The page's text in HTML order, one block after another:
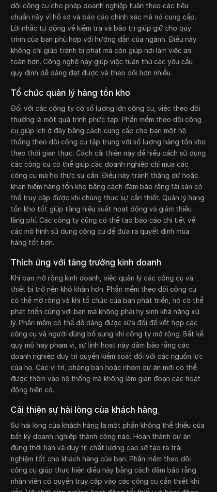
dõi công cụ cho phép doanh nghiệp tuân theo các tiêu
chuẩn này vì hồ sơ và báo cáo chính xác mà nó cung cấp.
Lời nhắc tự động về kiểm tra và bảo trì giúp giữ cho quy
trình của bạn phù hợp với hướng dẫn của ngành. Điều này
không chỉ giúp tránh bị phạt mà còn giúp nơi làm việc an
toàn hơn. Công nghệ này giúp việc tuân thủ các yêu cầu
quy định dễ dàng đạt được và theo dõi hơn nhiều.
Tổ chức quản lý hàng tồn kho
Đối với các công ty có số lượng lớn công cụ, việc theo dõi
thường là một quá trình phức tạp. Phần mềm theo dõi công
cụ giúp ích ở đây bằng cách cung cấp cho bạn một hệ
thống theo dõi công cụ tập trung với số lượng hàng tồn kho
theo thời gian thực. Cách cải thiện này để hiểu cách sử dụng
các công cụ có thể giúp các doanh nghiệp chỉ mua các
công cụ mà họ thực sự cần. Điều này tránh thặng dư hoặc
khan hiếm hàng tồn kho bằng cách đảm bảo rằng tài sản có
thể truy cập được khi chúng thực sự cần thiết. Quản lý hàng
tồn kho tốt giúp tăng hiệu suất hoạt động và giảm thiểu
lãng phí. Các công ty cũng có thể tạo báo cáo chi tiết về
các mô hình sử dụng công cụ để đưa ra quyết định mua
hàng tốt hơn.
Thích ứng với tăng trưởng kinh doanh
Khi bạn mở rộng kinh doanh, việc quản lý các công cụ và
thiết bị trở nên khó khăn hơn. Phần mềm theo dõi công cụ
có thể mở rộng và khi tổ chức của bạn phát triển, nó có thể
phát triển cùng với bạn mà không phải hy sinh khả năng xử
lý. Phần mềm có thể dễ dàng được sửa đổi để kết hợp các
công cụ và người dùng bổ sung khi công ty mở rộng. Bất kể
quy mô hay phạm vi, sự linh hoạt này đảm bảo rằng các
doanh nghiệp duy trì quyền kiểm soát đối với các nguồn lực
của họ. Các vị trí, phòng ban hoặc nhóm dự án mới có thể
được thêm vào hệ thống mà không làm gián đoạn các hoạt
động hiện có.
Cải thiện sự hài lòng của khách hàng
Sự hài lòng của khách hàng là một phần không thể thiếu của
bất kỳ doanh nghiệp thành công nào. Hoàn thành dự án
đúng thời hạn và duy trì chất lượng cao sẽ tạo ra trải
nghiệm tốt cho khách hàng của bạn. Phần mềm theo dõi
công cụ giúp thực hiện điều này bằng cách đảm bảo rằng
nhân viên có quyền truy cập vào các công cụ cần thiết khi